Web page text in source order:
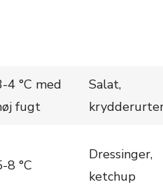
4 °C med
fugt
Salat,
8 °C
Dressinger,
ketchup